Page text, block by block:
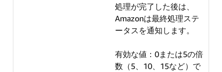
処理が完了した後は、
Amazonは最終処理ステ
ータスを通知します。
有効な値：0または5の倍
数（5、10、15など）で